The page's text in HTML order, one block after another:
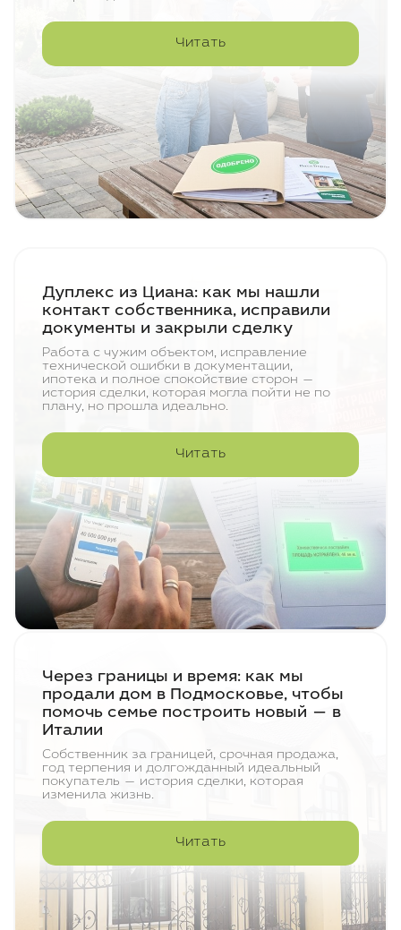
Читать
Дуплекс из Циана: как мы нашли
контакт собственника, исправили
документы и закрыли сделку
Работа с чужим объектом, исправление
технической ошибки в документации,
ипотека и полное спокойствие сторон —
история сделки, которая могла пойти не по
плану, но прошла идеально.
Читать
Через границы и время: как мы
продали дом в Подмосковье, чтобы
помочь семье построить новый — в
Италии
Собственник за границей, срочная продажа,
год терпения и долгожданный идеальный
покупатель — история сделки, которая
изменила жизнь.
Читать